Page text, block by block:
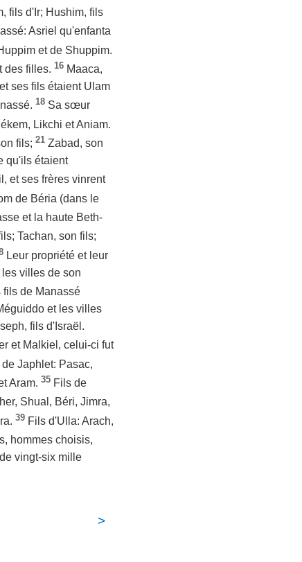
fils d'Ir; Hushim, fils
Asriel qu'enfanta
et de Shuppim.
des filles. 16 Maaca,
ses fils étaient Ulam
18 Sa sœur
Likchi et Aniam.
fils; 21 Zabad, son
qu'ils étaient
et ses frères vinrent
de Béria (dans le
et la haute Beth-
Tachan, son fils;
Leur propriété et leur
villes de son
fils de Manassé
et les villes
fils d'Israël.
et Malkiel, celui-ci fut
de Japhlet: Pasac,
Aram. 35 Fils de
Shual, Béri, Jimra,
39 Fils d'Ulla: Arach,
hommes choisis,
vingt-six mille
>